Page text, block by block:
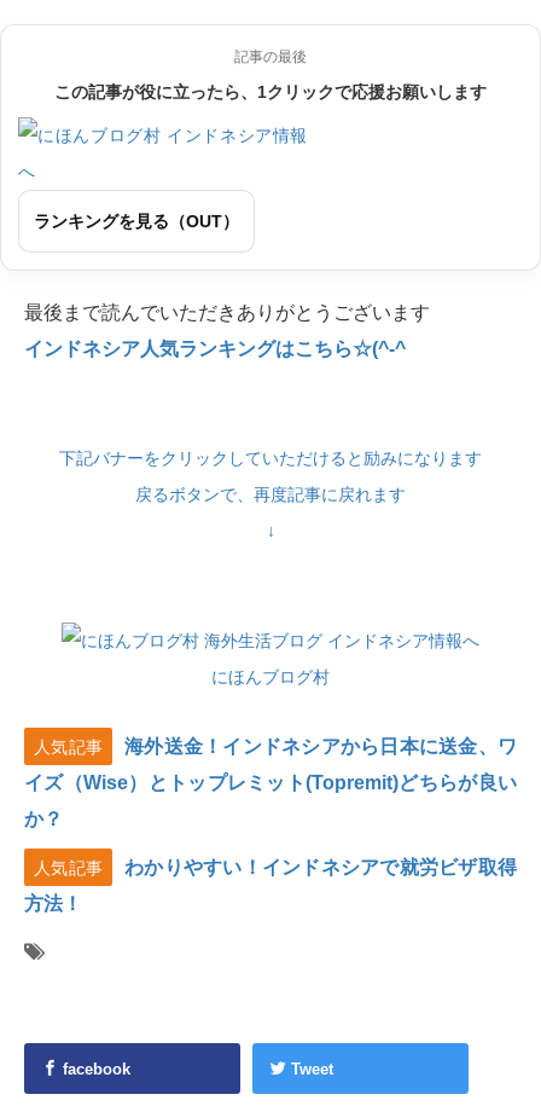
記事の最後
この記事が役に立ったら、1クリックで応援お願いします
ランキングを見る（OUT）
最後まで読んでいただきありがとうございます
インドネシア人気ランキングはこちら☆(^-^
下記バナーをクリックしていただけると励みになります
戻るボタンで、再度記事に戻れます
↓
にほんブログ村
人気記事
海外送金！インドネシアから日本に送金、ワ
イズ（Wise）とトップレミット(Topremit)どちらが良い
か？
人気記事
わかりやすい！インドネシアで就労ビザ取得
方法！
facebook Tweet